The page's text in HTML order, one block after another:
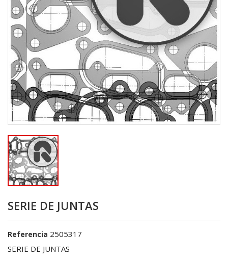
SERIE DE JUNTAS
Referencia 2505317
SERIE DE JUNTAS